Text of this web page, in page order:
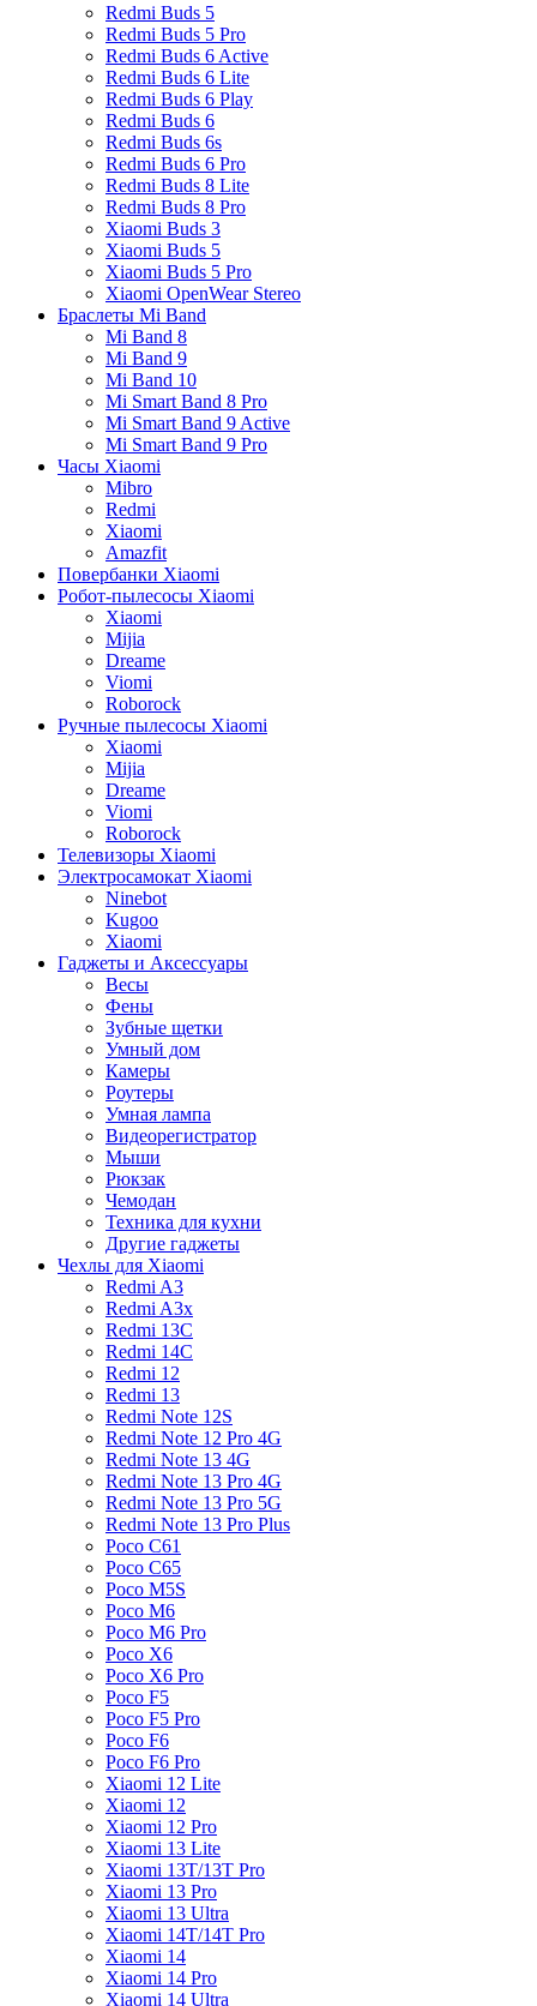
Redmi Buds 5
Redmi Buds 5 Pro
Redmi Buds 6 Active
Redmi Buds 6 Lite
Redmi Buds 6 Play
Redmi Buds 6
Redmi Buds 6s
Redmi Buds 6 Pro
Redmi Buds 8 Lite
Redmi Buds 8 Pro
Xiaomi Buds 3
Xiaomi Buds 5
Xiaomi Buds 5 Pro
Xiaomi OpenWear Stereo
Браслеты Mi Band
Mi Band 8
Mi Band 9
Mi Band 10
Mi Smart Band 8 Pro
Mi Smart Band 9 Active
Mi Smart Band 9 Pro
Часы Xiaomi
Mibro
Redmi
Xiaomi
Amazfit
Повербанки Xiaomi
Робот-пылесосы Xiaomi
Xiaomi
Mijia
Dreame
Viomi
Roborock
Ручные пылесосы Xiaomi
Xiaomi
Mijia
Dreame
Viomi
Roborock
Телевизоры Xiaomi
Электросамокат Xiaomi
Ninebot
Kugoo
Xiaomi
Гаджеты и Аксессуары
Весы
Фены
Зубные щетки
Умный дом
Камеры
Роутеры
Умная лампа
Видеорегистратор
Мыши
Рюкзак
Чемодан
Техника для кухни
Другие гаджеты
Чехлы для Xiaomi
Redmi A3
Redmi A3x
Redmi 13C
Redmi 14C
Redmi 12
Redmi 13
Redmi Note 12S
Redmi Note 12 Pro 4G
Redmi Note 13 4G
Redmi Note 13 Pro 4G
Redmi Note 13 Pro 5G
Redmi Note 13 Pro Plus
Poco C61
Poco C65
Poco M5S
Poco M6
Poco M6 Pro
Poco X6
Poco X6 Pro
Poco F5
Poco F5 Pro
Poco F6
Poco F6 Pro
Xiaomi 12 Lite
Xiaomi 12
Xiaomi 12 Pro
Xiaomi 13 Lite
Xiaomi 13T/13T Pro
Xiaomi 13 Pro
Xiaomi 13 Ultra
Xiaomi 14T/14T Pro
Xiaomi 14
Xiaomi 14 Pro
Xiaomi 14 Ultra